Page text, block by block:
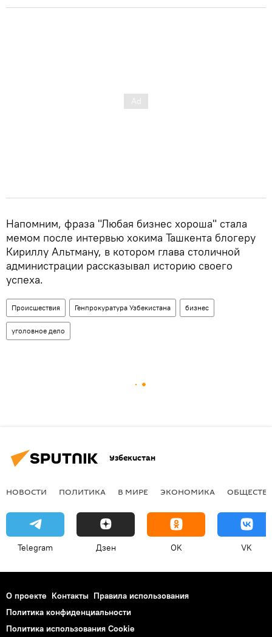
Напомним, фраза "Любая бизнес хороша" стала
мемом после интервью хокима Ташкента блогеру
Кириллу Альтману, в котором глава столичной
администрации рассказывал историю своего
успеха.
Происшествия Генпрокуратура Узбекистана бизнес
уголовное дело
Узбекистан
НОВОСТИ ПОЛИТИКА В МИРЕ ЭКОНОМИКА
Telegram Дзен OK VK
О проекте Контакты Правила использования
Политика конфиденциальности
Политика использования Cookie